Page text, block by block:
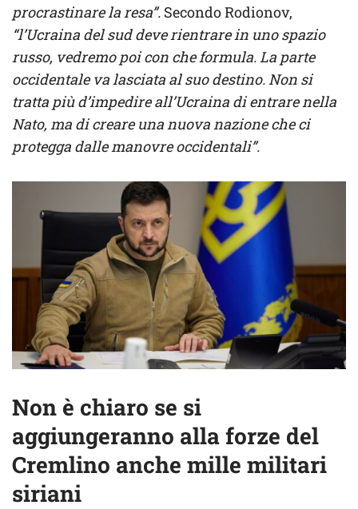
procrastinare la resa”. Secondo Rodionov,
“l’Ucraina del sud deve rientrare in uno spazio
russo, vedremo poi con che formula. La parte
occidentale va lasciata al suo destino. Non si
tratta più d’impedire all’Ucraina di entrare nella
Nato, ma di creare una nuova nazione che ci
protegga dalle manovre occidentali”.
Non è chiaro se si
aggiungeranno alla forze del
Cremlino anche mille militari
siriani